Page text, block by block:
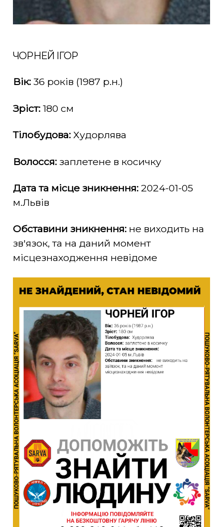
ЧОРНЕЙ ІГОР
Вік: 36 років (1987 р.н.)
Зріст: 180 см
Тілобудова: Худорлява
Волосся: заплетене в косичку
Дата та місце зникнення: 2024-01-05
м.Львів
Обставини зникнення: не виходить на
зв'язок, та на даний момент
місцезнаходження невідоме